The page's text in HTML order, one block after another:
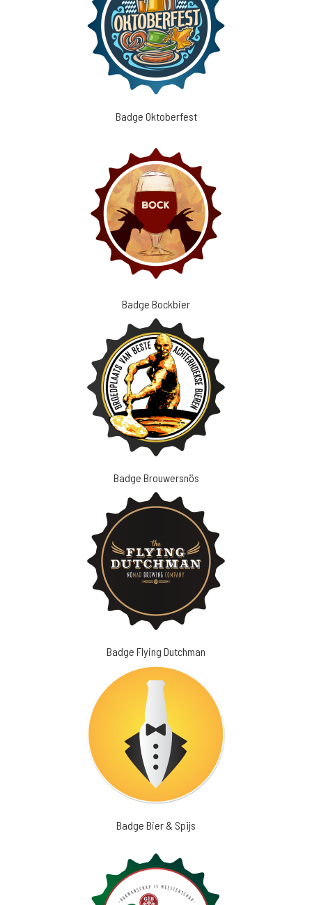
Badge Oktoberfest
Badge Bockbier
Badge Brouwersnös
Badge Flying Dutchman
Badge Bier & Spijs